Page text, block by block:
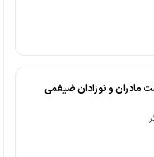
مادران و نوزادان ضیغمی